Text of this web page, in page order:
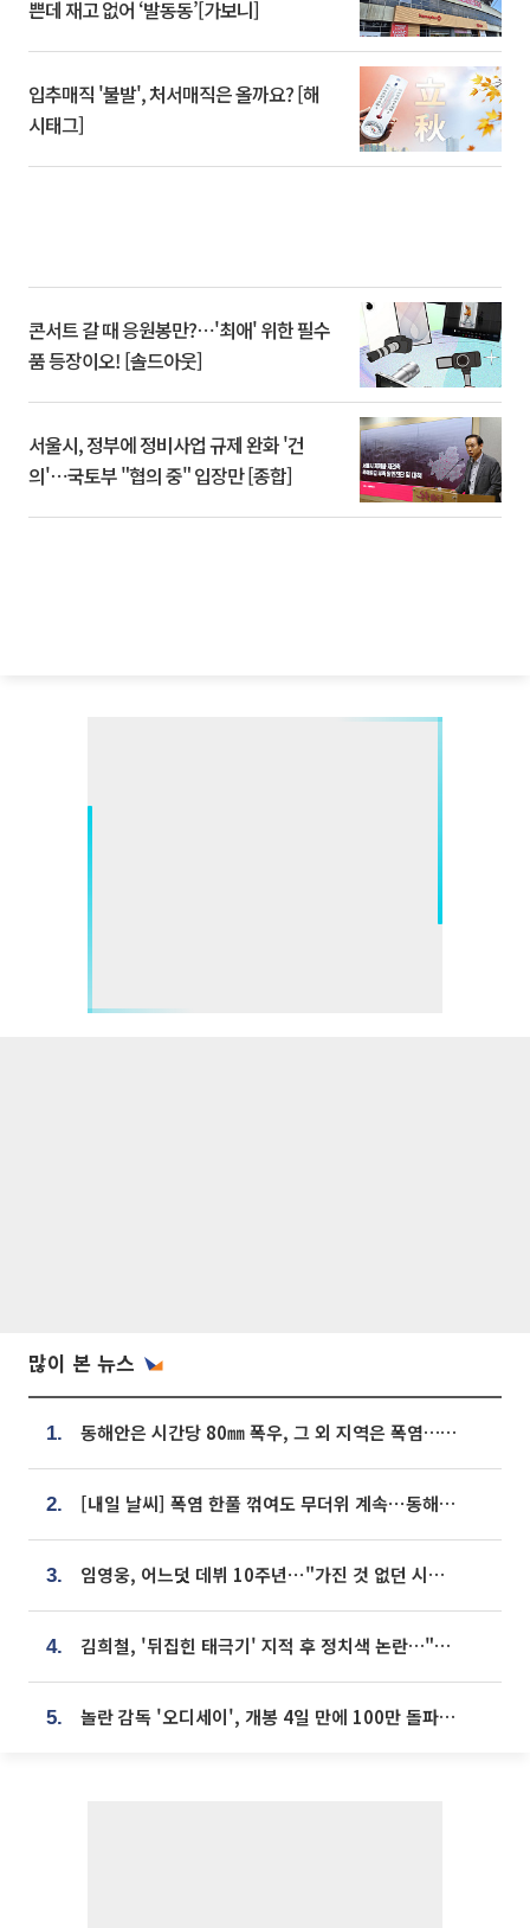
쁜데 재고 없어 ‘발동동’[가보니]
입추매직 '불발', 처서매직은 올까요? [해
시태그]
콘서트 갈 때 응원봉만?⋯'최애' 위한 필수
품 등장이오! [솔드아웃]
서울시, 정부에 정비사업 규제 완화 '건
의'⋯국토부 "협의 중" 입장만 [종합]
많이 본 뉴스
1. 동해안은 시간당 80㎜ 폭우, 그 외 지역은 폭염…‘극과 극 날씨’
2. [내일 날씨] 폭염 한풀 꺾여도 무더위 계속⋯동해안 이틀 연속 비
3. 임영웅, 어느덧 데뷔 10주년⋯"가진 것 없던 시절, 내 앞엔 20명의 팬뿐"
4. 김희철, '뒤집힌 태극기' 지적 후 정치색 논란…"좌우 떠나 우리나라 국기"
5. 놀란 감독 '오디세이', 개봉 4일 만에 100만 돌파⋯'왕사남' 보다 빠르다